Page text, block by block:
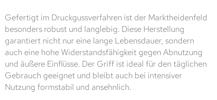
Gefertigt im Druckgussverfahren ist der Marktheidenfeld
besonders robust und langlebig. Diese Herstellung
garantiert nicht nur eine lange Lebensdauer, sondern
auch eine hohe Widerstandsfähigkeit gegen Abnutzung
und äußere Einflüsse. Der Griff ist ideal für den täglichen
Gebrauch geeignet und bleibt auch bei intensiver
Nutzung formstabil und ansehnlich.